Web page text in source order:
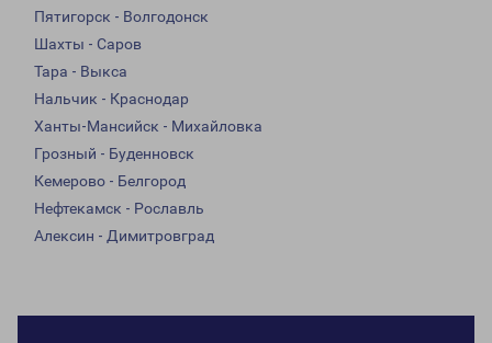
Пятигорск - Волгодонск
Шахты - Саров
Тара - Выкса
Нальчик - Краснодар
Ханты-Мансийск - Михайловка
Грозный - Буденновск
Кемерово - Белгород
Нефтекамск - Рославль
Алексин - Димитровград